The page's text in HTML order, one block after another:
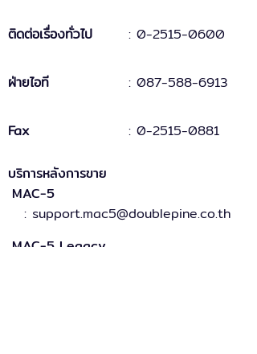
ติดต่อเรื่องทั่วไป : 0-2515-0600
ฝ่ายไอที : 087-588-6913
Fax : 0-2515-0881
บริการหลังการขาย
MAC-5
: support.mac5@doublepine.co.th
MAC-5 Legacy